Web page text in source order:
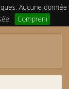
Aucune donnée
Compreni